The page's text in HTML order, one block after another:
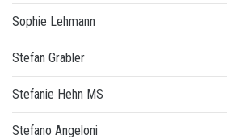
Sophie Lehmann
Stefan Grabler
Stefanie Hehn MS
Stefano Angeloni